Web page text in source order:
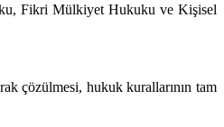
Fikri Mülkiyet Hukuku ve Kişisel
çözülmesi, hukuk kurallarının tam